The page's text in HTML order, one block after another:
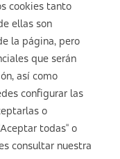
cookies tanto
ellas son
la página, pero
que serán
así como
configurar las
o
todas" o
consultar nuestra